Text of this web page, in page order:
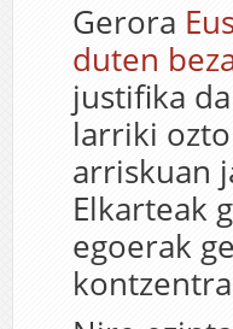
Gerora
duten
justifika
larriki
arriskuan
Elkarteak
egoerak